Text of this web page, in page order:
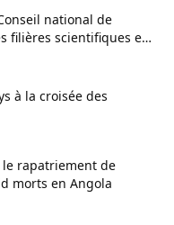
national de
filières scientifiques et
à la croisée des
le rapatriement de
morts en Angola